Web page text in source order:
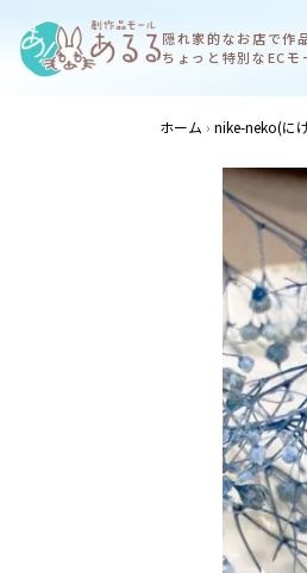
隠れ家的なお店で作
ちょっと特別なECモ
ホーム nike-neko(に